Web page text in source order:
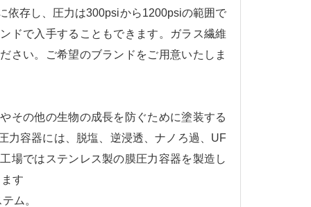
依存し、圧力は300psiから1200psiの範囲で
ドで入手することもできます。ガラス繊維
さい。ご希望のブランドをご用意いたしま
その他の生物の成長を防ぐために塗装する
力容器には、脱塩、逆浸透、ナノろ過、UF
場ではステンレス製の膜圧力容器を製造し
す
ム。